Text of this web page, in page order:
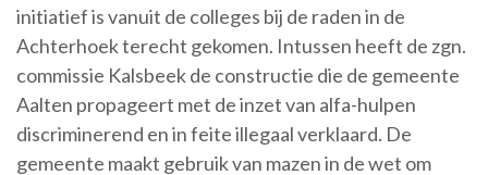
initiatief is vanuit de colleges bij de raden in de
Achterhoek terecht gekomen. Intussen heeft de zgn.
commissie Kalsbeek de constructie die de gemeente
Aalten propageert met de inzet van alfa-hulpen
discriminerend en in feite illegaal verklaard. De
gemeente maakt gebruik van mazen in de wet om